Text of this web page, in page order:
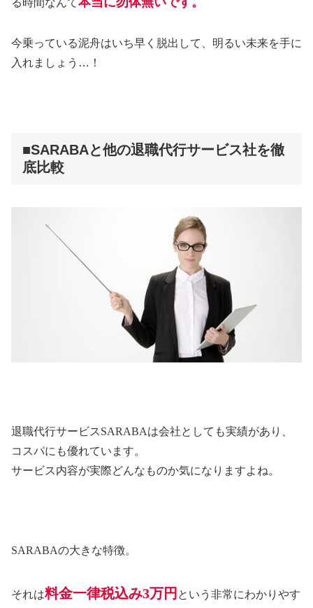
る時間なんて
今乗っている泥舟はいち早く脱出して、明るい未来を手に
入れましょう…！
■SARABAと他の退職代行サービス社を徹
底比較
退職代行サービスSARABAは会社としても実績があり、
コスパにも優れています。
サービス内容が実際どんなものか気になりますよね。
SARABAの大きな特徴。
それは料金一律税込み3万円 という非常にわかりやす